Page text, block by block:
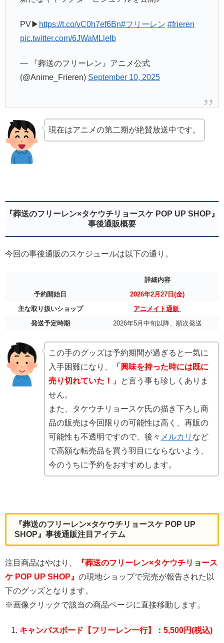
PV▶ https://t.co/vC0h7ef6Bn#フリーレン #frieren
pic.twitter.com/6JWaMLleIb
— 『葬送のフリーレン』アニメ公式
(@Anime_Frieren) September 10, 2025
現在はアニメの第二期が絶賛放送中です。
『葬送のフリーレン×タケウチリョースケ POP UP SHOP』
事後通販概要
今回の事後通販のスケジュールは以下の通り。
詳細内容
予約開始日
2026年2月27日(金)
主な取り扱いショップ
アニメイト通販
発送予定時期
2026年5月中旬以降、順次発送
この手のグッズは予約期間が過ぎると一気に
入手困難になり、
「興味を持った時には既に
売り切れていた！」 と言う事も珍しくありま
せん。
また、タケウチリョースケ氏の描き下ろし商
品の販売は今回限りの可能性は高く、再販の
可能性も不透明ですので、後々 メルカリ など
で高額な転売品を買う羽目にならないよう、
今のうちに予約をおすすめします。
『葬送のフリーレン×タケウチリョースケ POP UP
SHOP』事後通販注目アイテム
注目商品はやはり、
『葬送のフリーレン×タケウチリョース
ケ POP UP SHOP』 の現地ショップで完売が報告された以
下のグッズとなります。
※画像クリックで該当の商品ページに直接移動します。
キャンバスボード【フリーレン一行】：5,500円(税込)